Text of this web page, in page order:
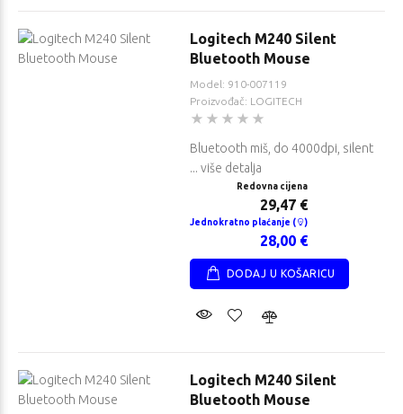
Logitech M240 Silent
Bluetooth Mouse
Model: 910-007119
Proizvođač: LOGITECH
Bluetooth miš, do 4000dpi, silent
... više detalja
Redovna cijena
29,47 €
Jednokratno plaćanje ( )
28,00 €
DODAJ U KOŠARICU
Logitech M240 Silent
Bluetooth Mouse